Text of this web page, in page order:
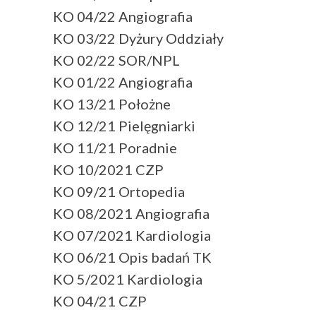
KO 04/22 Angiografia
KO 03/22 Dyżury Oddziały
KO 02/22 SOR/NPL
KO 01/22 Angiografia
KO 13/21 Położne
KO 12/21 Pielęgniarki
KO 11/21 Poradnie
KO 10/2021 CZP
KO 09/21 Ortopedia
KO 08/2021 Angiografia
KO 07/2021 Kardiologia
KO 06/21 Opis badań TK
KO 5/2021 Kardiologia
KO 04/21 CZP